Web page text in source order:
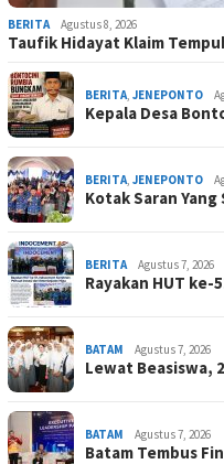
BERITA Agustus 8, 2026
Taufik Hidayat Klaim
BERITA, JENEPONTO
Kepala Desa
BERITA, JENEPONTO
Kotak Saran
BERITA Agustus 7, 2026
Rayakan HUT
BATAM Agustus 7, 2026
Lewat Beasiswa,
BATAM Agustus 7, 2026
Batam Tembus